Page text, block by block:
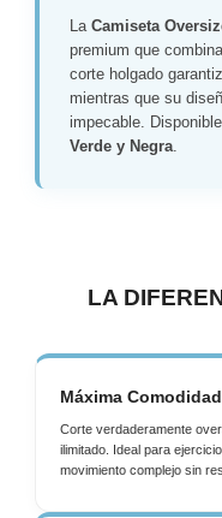
LaCamiseta
premium que
corte holgado
mientras que su
impecable.
Verde y Negra
LA
Máxima Comodidad
Corte verdaderamente
ilimitado. Ideal para
movimiento complejo sin